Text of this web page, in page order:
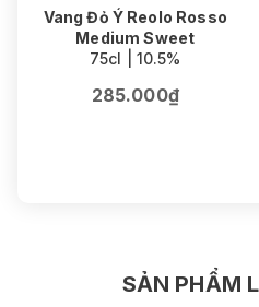
Vang Đỏ Ý Reolo Rosso
Medium Sweet
75cl | 10.5%
285.000₫
SẢN PHẨM